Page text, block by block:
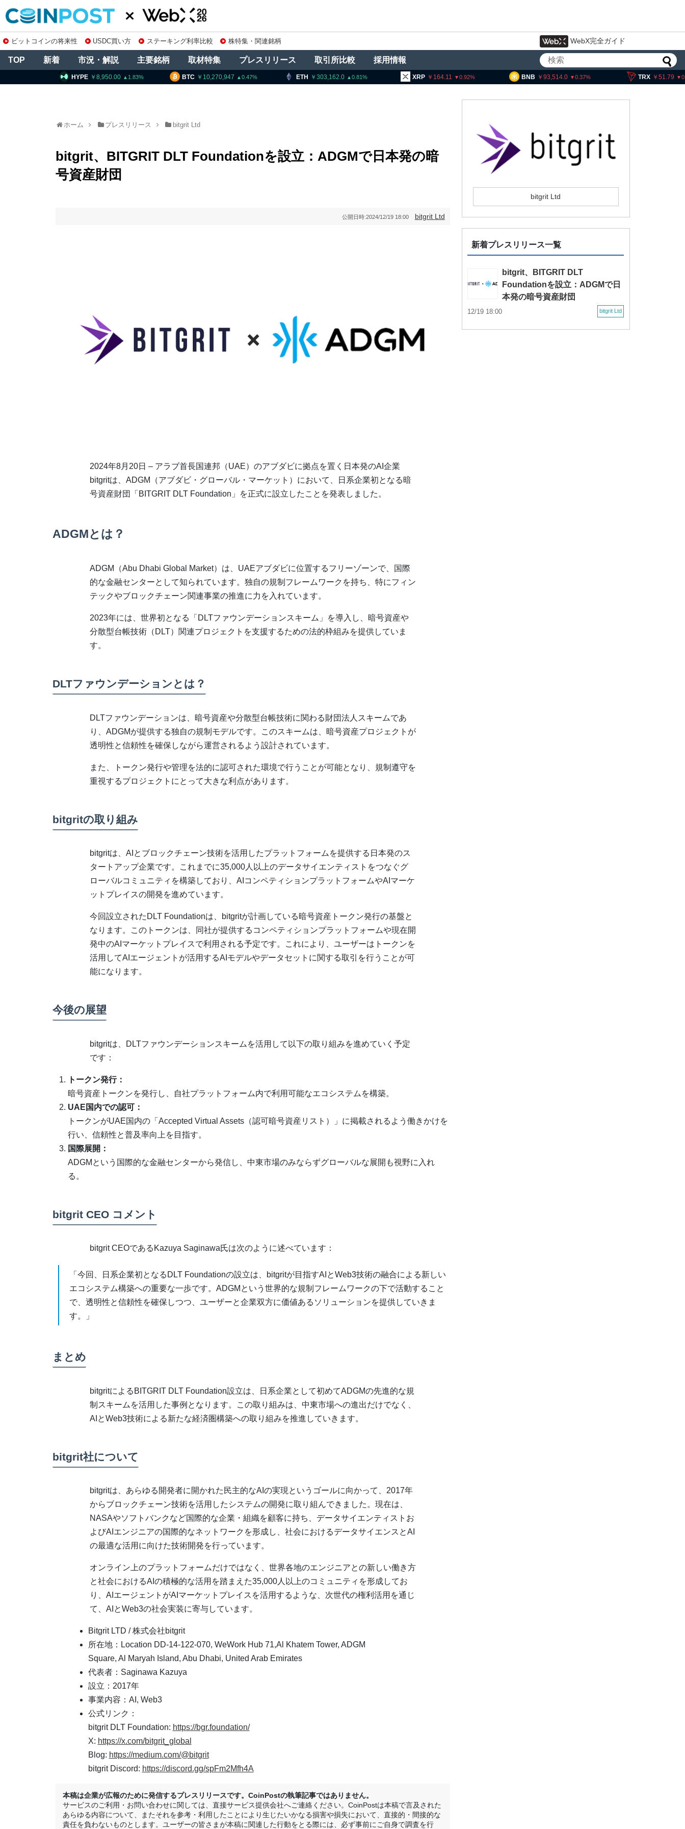
ビットコインの将来性 USDC買い方 ステーキング利率比較 株特集・関連銘柄 WebX完全ガイド
TOP 新着 市況・解説 主要銘柄 取材特集 プレスリリース 取引所比較 採用情報
BTC 10,270,947 0.47 ETH 303,162.0 0.81 XRP 164.11 BNB 93,514.0 0.37 TRX 51.79
1.83
ホーム プレスリリース bitgrit Ltd
bitgrit、BITGRIT DLT Foundationを設立：ADGMで日本発の暗
号資産財団
公開日時:2024/12/19 18:00 bitgrit Ltd
2024年8月20日 – アラブ首長国連邦（UAE）のアブダビに拠点を置く日本発のAI企業
bitgritは、ADGM（アブダビ・グローバル・マーケット）において、日系企業初となる暗
号資産財団「BITGRIT DLT Foundation」を正式に設立したことを発表しました。
ADGMとは？
ADGM（Abu Dhabi Global Market）は、UAEアブダビに位置するフリーゾーンで、国際
的な金融センターとして知られています。独自の規制フレームワークを持ち、特にフィン
テックやブロックチェーン関連事業の推進に力を入れています。
2023年には、世界初となる「DLTファウンデーションスキーム」を導入し、暗号資産や
分散型台帳技術（DLT）関連プロジェクトを支援するための法的枠組みを提供していま
す。
DLTファウンデーションとは？
DLTファウンデーションは、暗号資産や分散型台帳技術に関わる財団法人スキームであ
り、ADGMが提供する独自の規制モデルです。このスキームは、暗号資産プロジェクトが
透明性と信頼性を確保しながら運営されるよう設計されています。
また、トークン発行や管理を法的に認可された環境で行うことが可能となり、規制遵守を
重視するプロジェクトにとって大きな利点があります。
bitgritの取り組み
bitgritは、AIとブロックチェーン技術を活用したプラットフォームを提供する日本発のス
タートアップ企業です。これまでに35,000人以上のデータサイエンティストをつなぐグ
ローバルコミュニティを構築しており、AIコンペティションプラットフォームやAIマーケ
ットプレイスの開発を進めています。
今回設立されたDLT Foundationは、bitgritが計画している暗号資産トークン発行の基盤と
なります。このトークンは、同社が提供するコンペティションプラットフォームや現在開
発中のAIマーケットプレイスで利用される予定です。これにより、ユーザーはトークンを
活用してAIエージェントが活用するAIモデルやデータセットに関する取引を行うことが可
能になります。
今後の展望
bitgritは、DLTファウンデーションスキームを活用して以下の取り組みを進めていく予定
です：
トークン発行：
暗号資産トークンを発行し、自社プラットフォーム内で利用可能なエコシステムを構築。
UAE国内での認可：
トークンがUAE国内の「Accepted Virtual Assets（認可暗号資産リスト）」に掲載されるよう働きかけを
行い、信頼性と普及率向上を目指す。
国際展開：
ADGMという国際的な金融センターから発信し、中東市場のみならずグローバルな展開も視野に入れ
る。
bitgrit CEO コメント
bitgrit CEOであるKazuya Saginawa氏は次のように述べています：
「今回、日系企業初となるDLT Foundationの設立は、bitgritが目指すAIとWeb3技術の融合による新しい
エコシステム構築への重要な一歩です。ADGMという世界的な規制フレームワークの下で活動すること
で、透明性と信頼性を確保しつつ、ユーザーと企業双方に価値あるソリューションを提供していきま
す。」
まとめ
bitgritによるBITGRIT DLT Foundation設立は、日系企業として初めてADGMの先進的な規
制スキームを活用した事例となります。この取り組みは、中東市場への進出だけでなく、
AIとWeb3技術による新たな経済圏構築への取り組みを推進していきます。
bitgrit社について
bitgritは、あらゆる開発者に開かれた民主的なAIの実現というゴールに向かって、2017年
からブロックチェーン技術を活用したシステムの開発に取り組んできました。現在は、
NASAやソフトバンクなど国際的な企業・組織を顧客に持ち、データサイエンティストお
よびAIエンジニアの国際的なネットワークを形成し、社会におけるデータサイエンスとAI
の最適な活用に向けた技術開発を行っています。
オンライン上のプラットフォームだけではなく、世界各地のエンジニアとの新しい働き方
と社会におけるAIの積極的な活用を踏まえた35,000人以上のコミュニティを形成してお
り、AIエージェントがAIマーケットプレイスを活用するような、次世代の権利活用を通じ
て、AIとWeb3の社会実装に寄与しています。
Bitgrit LTD / 株式会社bitgrit
所在地：Location DD-14-122-070, WeWork Hub 71,Al Khatem Tower, ADGM
Square, Al Maryah Island, Abu Dhabi, United Arab Emirates
代表者：Saginawa Kazuya
設立：2017年
事業内容：AI, Web3
公式リンク：
bitgrit DLT Foundation: https://bgr.foundation/
X: https://x.com/bitgrit_global
Blog: https://medium.com/@bitgrit
bitgrit Discord: https://discord.gg/spFm2Mfh4A
本稿は企業が広報のために発信するプレスリリースです。CoinPostの執筆記事ではありません。
サービスのご利用・お問い合わせに関しては、直接サービス提供会社へご連絡ください。CoinPostは本稿で言及された
あらゆる内容について、またそれを参考・利用したことにより生じたいかなる損害や損失において、直接的・間接的な
責任を負わないものとします。ユーザーの皆さまが本稿に関連した行動をとる際には、必ず事前にご自身で調査を行
bitgrit Ltd
新着プレスリリース一覧
bitgrit、BITGRIT DLT
Foundationを設立：ADGMで日
本発の暗号資産財団
bitgrit Ltd
12/19 18:00